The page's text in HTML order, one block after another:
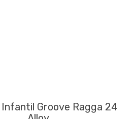
Groove Ragga 24